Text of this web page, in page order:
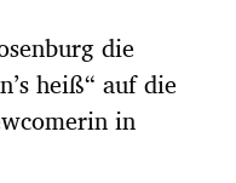
die
heiß“ auf die
in